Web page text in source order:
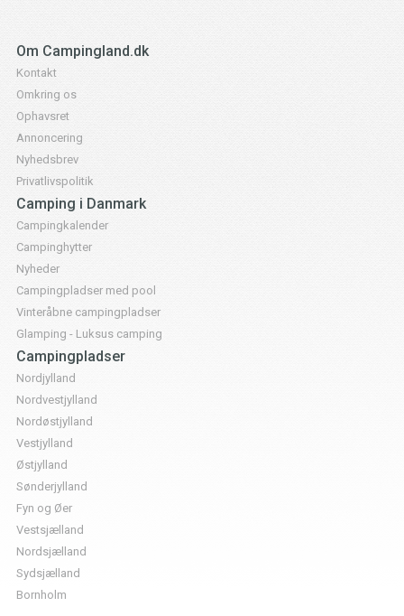
Om Campingland.dk
Kontakt
Omkring os
Ophavsret
Annoncering
Nyhedsbrev
Privatlivspolitik
Camping i Danmark
Campingkalender
Campinghytter
Nyheder
Campingpladser med pool
Vinteråbne campingpladser
Glamping - Luksus camping
Campingpladser
Nordjylland
Nordvestjylland
Nordøstjylland
Vestjylland
Østjylland
Sønderjylland
Fyn og Øer
Vestsjælland
Nordsjælland
Sydsjælland
Bornholm